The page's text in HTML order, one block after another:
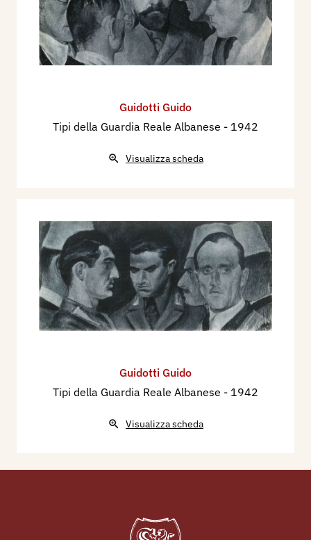
Guidotti Guido
Tipi della Guardia Reale Albanese - 1942
Visualizza scheda
Guidotti Guido
Tipi della Guardia Reale Albanese - 1942
Visualizza scheda